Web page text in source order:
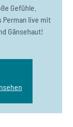
Gefühle.
Perman live mit
Gänsehaut!